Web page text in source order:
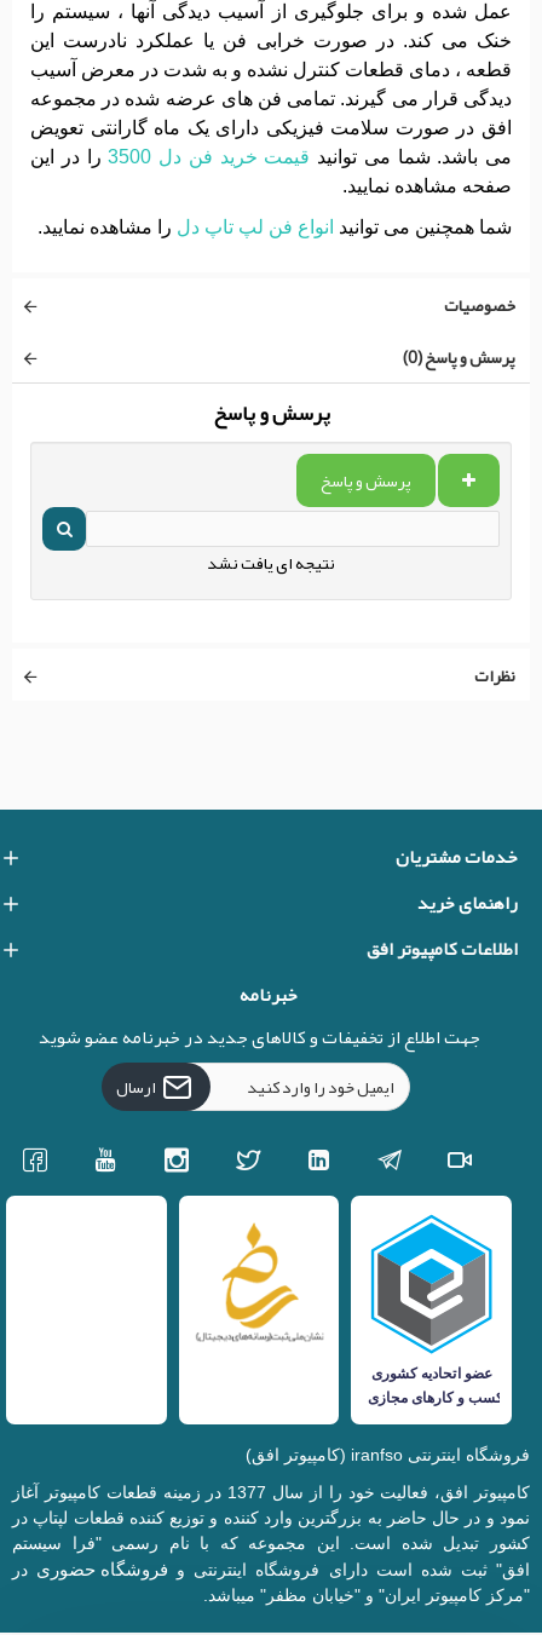
عمل شده و برای جلوگیری از آسیب دیدگی آنها ، سیستم را
خنک می کند. در صورت خرابی فن یا عملکرد نادرست این
قطعه ، دمای قطعات کنترل نشده و به شدت در معرض آسیب
دیدگی قرار می گیرند. تمامی فن های عرضه شده در مجموعه
افق در صورت سلامت فیزیکی دارای یک ماه گارانتی تعویض
می باشد. شما می توانید قیمت خرید فن دل 3500
را در این
صفحه مشاهده نمایید.
شما همچنین می توانید انواع فن لپ تاپ دل را مشاهده نمایید.
خصوصیات
پرسش و پاسخ (0)
پرسش و پاسخ
پرسش و پاسخ
نتیجه ای یافت نشد
نظرات
خدمات مشتریان
راهنمای خرید
اطلاعات کامپیوتر افق
خبرنامه
جهت اطلاع از تخفیفات و کالاهای جدید در خبرنامه عضو شوید
ارسال
فروشگاه اینترنتی iranfso (کامپیوتر افق)
کامپیوتر افق، فعالیت خود را از سال 1377 در زمینه قطعات کامپیوتر آغاز
نمود و در حال حاضر به بزرگترین وارد کننده و توزیع کننده قطعات لپتاپ در
کشور تبدیل شده است. این مجموعه که با نام رسمی "فرا سیستم
افق" ثبت شده است دارای فروشگاه اینترنتی و فروشگاه حضوری در
"مرکز کامپیوتر ایران" و "خیابان مظفر" میباشد.